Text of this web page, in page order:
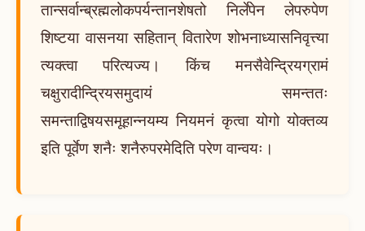
तान्सर्वान्ब्रह्मलोकपर्यन्तानशेषतो निर्लेपेन लेपरुपेण
शिष्टया वासनया सहितान् वितारेण शोभनाध्यासनिवृत्त्या
त्यक्त्वा परित्यज्य। किंच मनसैवेन्द्रियग्रामं
चक्षुरादीन्द्रियसमुदायं समन्ततः
समन्ताद्विषयसमूहान्नयम्य नियमनं कृत्वा योगो योक्तव्य
इति पूर्वेण शनैः शनैरुपरमेदिति परेण वान्वयः।